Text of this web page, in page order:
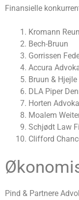
Finansielle
Kromann
Bech-Bruun
Gorrissen
Accura
Bruun & Hjejle
DLA Piper
Horten
Moalem
Schjødt Law
Clifford
Pind & Partnere